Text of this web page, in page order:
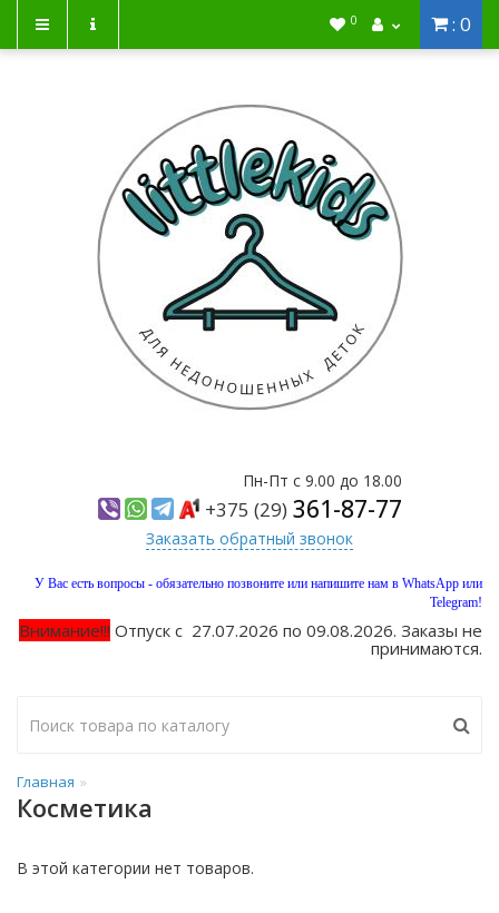
: 0
0
Пн-Пт с 9.00 до 18.00
+375 (29) 361-87-77
Заказать обратный звонок
У Вас есть вопросы - обязательно позвоните или напишите нам в WhatsApp или
Telegram!
Внимание!!! Отпуск с 27.07.2026 по 09.08.2026. Заказы не
принимаются.
Главная
Косметика
В этой категории нет товаров.